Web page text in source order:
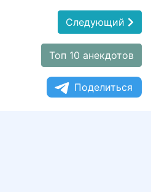
Следующий
Топ 10 анекдотов
Поделиться